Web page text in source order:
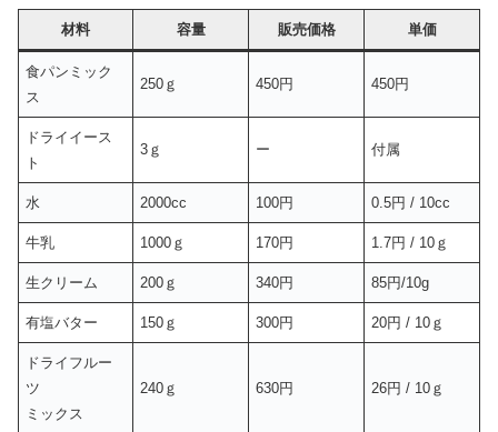
材料 容量 販売価格 単価
食パンミック
ス
250ｇ 450円 450円
ドライイース
ト
3ｇ ー 付属
水 2000cc 100円 0.5円 / 10cc
牛乳 1000ｇ 170円 1.7円 / 10ｇ
生クリーム 200ｇ 340円 85円/10g
有塩バター 150ｇ 300円 20円 / 10ｇ
ドライフルー
ツ
ミックス
240ｇ 630円 26円 / 10ｇ